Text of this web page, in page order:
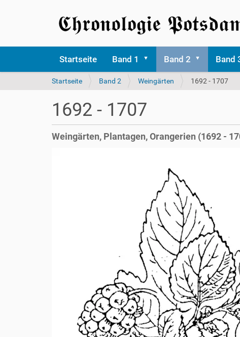
Startseite Band 1 Band 2 Band
S
d
Startseite Band 2 Weingärten 1692 - 1707
1692 - 1707
Weingärten, Plantagen, Orangerien (1692 -